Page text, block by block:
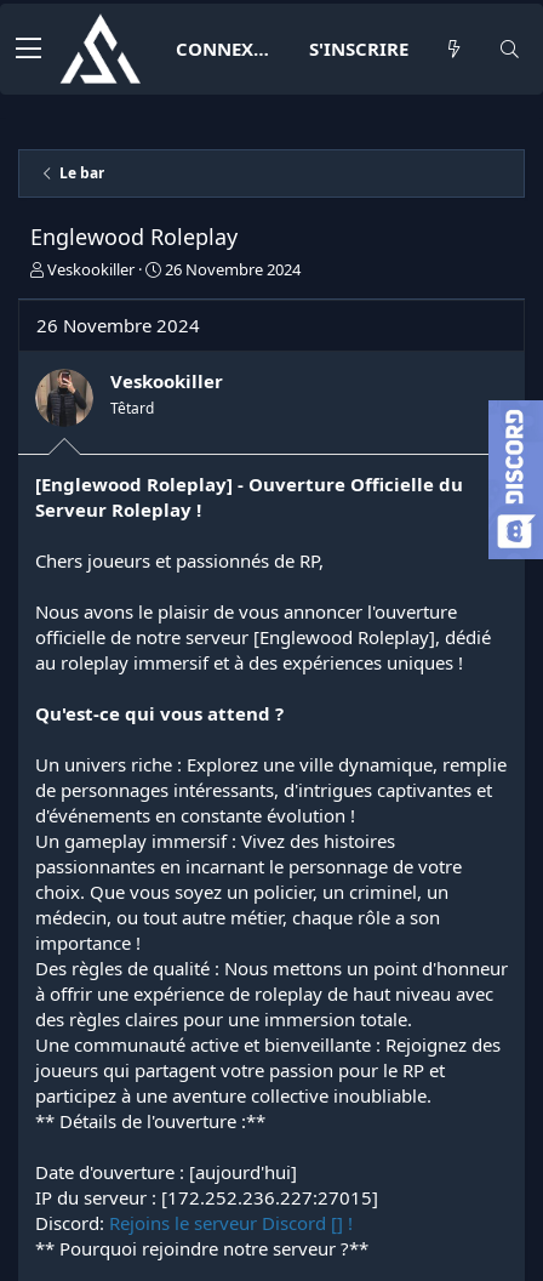
CONNEXION S'INSCRIRE
Le bar
Englewood Roleplay
I
t
a
t
e
u
d
e
a
d
s
c
u
s
i
n
Veskookiller
D
e
e
t
26 Novembre 2024
26 Novembre 2024
Veskookiller
Têtard
[Englewood Roleplay] - Ouverture Officielle du
Serveur Roleplay !
Chers joueurs et passionnés de RP,
Nous avons le plaisir de vous annoncer l'ouverture
officielle de notre serveur [Englewood Roleplay], dédié
au roleplay immersif et à des expériences uniques ! ️
Qu'est-ce qui vous attend ?
Un univers riche : Explorez une ville dynamique, remplie
de personnages intéressants, d'intrigues captivantes et
d'événements en constante évolution !
Un gameplay immersif : Vivez des histoires
passionnantes en incarnant le personnage de votre
choix. Que vous soyez un policier, un criminel, un
médecin, ou tout autre métier, chaque rôle a son
importance !
Des règles de qualité : Nous mettons un point d'honneur
à offrir une expérience de roleplay de haut niveau avec
des règles claires pour une immersion totale.
Une communauté active et bienveillante : Rejoignez des
joueurs qui partagent votre passion pour le RP et
participez à une aventure collective inoubliable.
** Détails de l'ouverture :**
Date d'ouverture : [aujourd'hui]
IP du serveur : [172.252.236.227:27015]
Discord: Rejoins le serveur Discord [] !
** Pourquoi rejoindre notre serveur ?**